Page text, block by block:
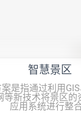
智慧景区
是指通过利用GIS
等新技术将景区的
应用系统进行整